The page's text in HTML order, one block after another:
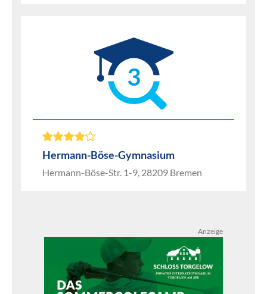
3
Hermann-Böse-Gymnasium
Hermann-Böse-Str. 1-9, 28209 Bremen
Anzeige